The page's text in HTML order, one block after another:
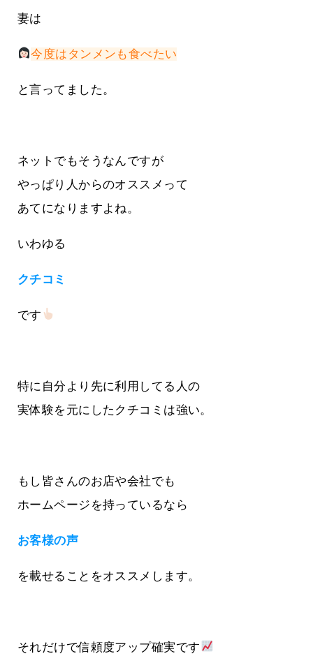
妻は
今度はタンメンも食べたい
と言ってました。
ネットでもそうなんですが
やっぱり人からのオススメって
あてになりますよね。
いわゆる
クチコミ
です
特に自分より先に利用してる人の
実体験を元にしたクチコミは強い。
もし皆さんのお店や会社でも
ホームページを持っているなら
お客様の声
を載せることをオススメします。
それだけで信頼度アップ確実です